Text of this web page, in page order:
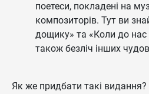
поетеси, покладені на
композиторів. Тут ви
дощику» та «Коли до
також безліч інших
Як же придбати такі видання?